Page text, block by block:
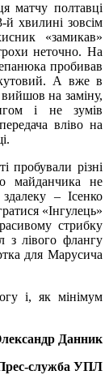
матчу полтавці
й хвилині зовсім
«замикав»
неточно. На
пробивав
А вже в
на заміну,
і не зумів
вліво на
пробували різні
майданчика не
– Ісенко
«Інгулець»
стрибку
з лівого флангу
для Марусича
і, як мінімум
Данник
служба УПЛ